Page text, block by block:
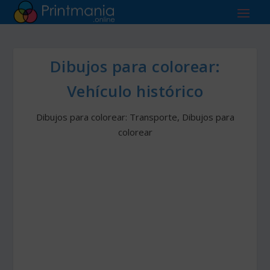
Dibujos para colorear:
Vehículo histórico
Dibujos para colorear: Transporte, Dibujos para
colorear